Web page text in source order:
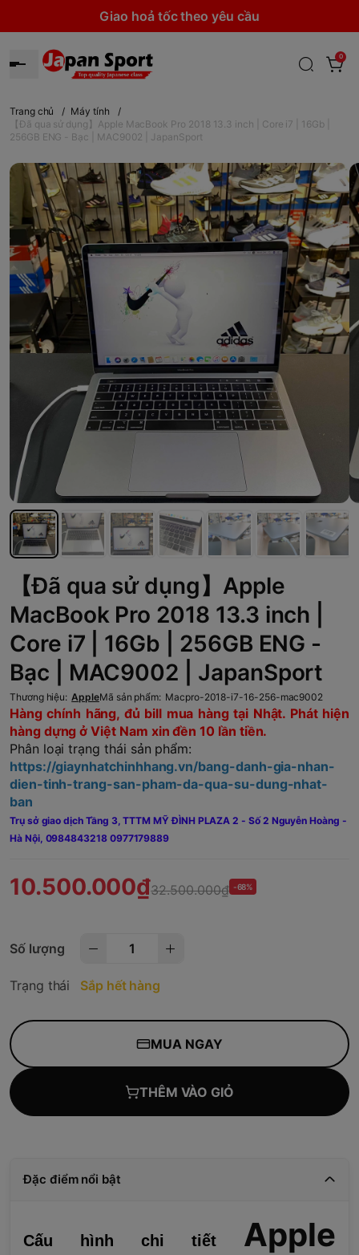
Giao hoả tốc theo yêu cầu
0
Trang chủ / Máy tính
/
【Đã qua sử dụng】Apple MacBook Pro 2018 13.3 inch | Core i7 | 16Gb |
256GB ENG - Bạc | MAC9002 | JapanSport
【Đã qua sử dụng】Apple
MacBook Pro 2018 13.3 inch |
Core i7 | 16Gb | 256GB ENG -
Bạc | MAC9002 | JapanSport
Thương hiệu: AppleMã sản phẩm: Macpro-2018-i7-16-256-mac9002
Hàng chính hãng, đủ bill mua hàng tại Nhật. Phát hiện
hàng dựng ở Việt Nam xin đền 10 lần tiền.
Phân loại trạng thái sản phẩm:
https://giaynhatchinhhang.vn/bang-danh-gia-nhan-
dien-tinh-trang-san-pham-da-qua-su-dung-nhat-
ban
Trụ sở giao dịch Tầng 3, TTTM MỸ ĐÌNH PLAZA 2 - Số 2 Nguyễn Hoàng -
Hà Nội, 0984843218 0977179889
10.500.000₫32.500.000₫ -68%
Số lượng
Trạng thái Sắp hết hàng
MUA NGAY
THÊM VÀO GIỎ
Đặc điểm nổi bật
Cấu hình chi tiết Apple